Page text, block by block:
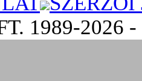
1989-2026